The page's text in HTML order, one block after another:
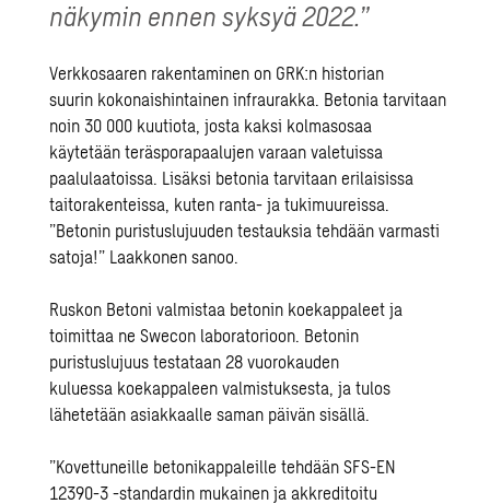
näkymin ennen syksyä 2022.”
Verkkosaaren rakentaminen on GRK:n historian
suurin kokonaishintainen infraurakka. Betonia tarvitaan
noin 30 000 kuutiota, josta kaksi kolmasosaa
käytetäänteräsporapaalujen varaan valetuissa
paalulaatoissa. Lisäksi betonia tarvitaan erilaisissa
taitorakenteissa, kuten ranta- ja tukimuureissa.
”Betonin puristuslujuuden testauksia tehdään varmasti
satoja!” Laakkonen sanoo.
Ruskon Betoni valmistaa betonin koekappaleet ja
toimittaa ne Swecon laboratorioon. Betonin
puristuslujuus testataan 28 vuorokauden
kuluessa koekappaleen valmistuksesta, ja tulos
lähetetään asiakkaalle saman päivän sisällä.
”Kovettuneille betonikappaleille tehdäänSFS-EN
12390-3-standardin mukainen ja akkreditoitu